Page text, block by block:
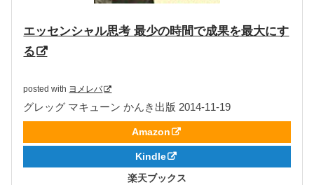
エッセンシャル思考 最少の時間で成果を最大にす
る
posted with ヨメレバ
グレッグ マキューン かんき出版 2014-11-19
Amazon
Kindle
楽天ブックス